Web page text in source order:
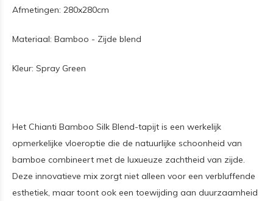
Afmetingen: 280x280cm
Materiaal: Bamboo - Zijde blend
Kleur: Spray Green
Het Chianti Bamboo Silk Blend-tapijt is een werkelijk
opmerkelijke vloeroptie die de natuurlijke schoonheid van
bamboe combineert met de luxueuze zachtheid van zijde.
Deze innovatieve mix zorgt niet alleen voor een verbluffende
esthetiek, maar toont ook een toewijding aan duurzaamheid